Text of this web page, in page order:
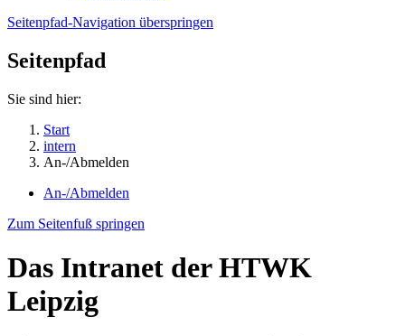
Seitenpfad-Navigation überspringen
Seitenpfad
Sie sind hier:
Start
intern
An-/Abmelden
An-/Abmelden
Zum Seitenfuß springen
Das Intranet der HTWK
Leipzig